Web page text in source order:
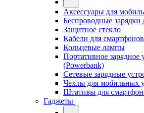
Аксессуары для
Беспроводные зарядки
Защитное стекло
Кабели для смартфонов
Кольцевые лампы
Портативное зарядное
(Powerbank)
Сетевые зарядные
Чехлы для мобильных
Штативы для
Гаджеты